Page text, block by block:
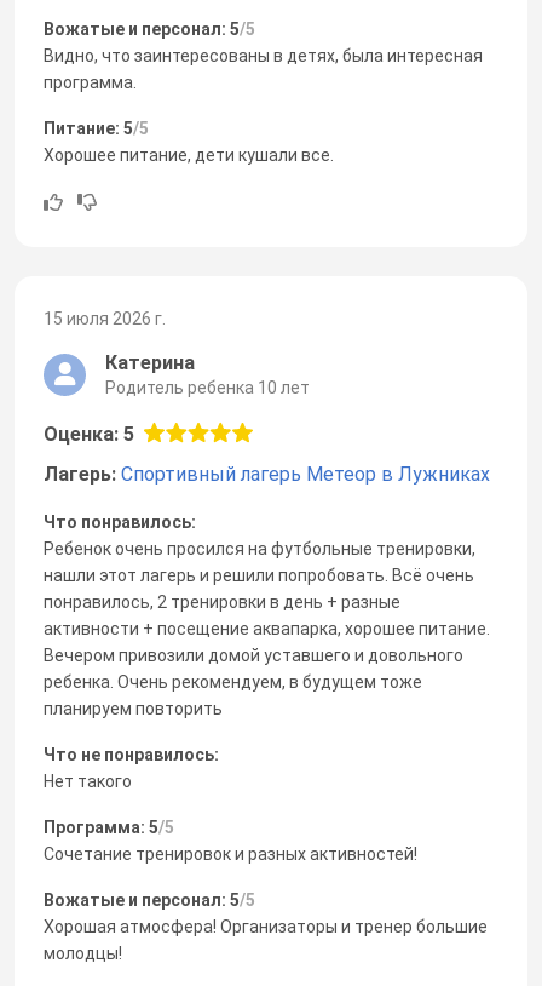
Вожатые и персонал: 5/5
Видно, что заинтересованы в детях, была интересная
программа.
Питание: 5/5
Хорошее питание, дети кушали все.
15 июля 2026 г.
Катерина
Родитель ребенка 10 лет
Оценка: 5
Лагерь: Спортивный лагерь Метеор в Лужниках
Что понравилось:
Ребенок очень просился на футбольные тренировки,
нашли этот лагерь и решили попробовать. Всё очень
понравилось, 2 тренировки в день + разные
активности + посещение аквапарка, хорошее питание.
Вечером привозили домой уставшего и довольного
ребенка. Очень рекомендуем, в будущем тоже
планируем повторить
Что не понравилось:
Нет такого
Программа: 5/5
Сочетание тренировок и разных активностей!
Вожатые и персонал: 5/5
Хорошая атмосфера! Организаторы и тренер большие
молодцы!